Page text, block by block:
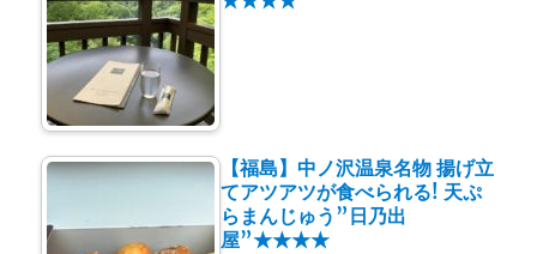
【福島】中ノ沢温泉名物 揚げ立
てアツアツが食べられる! 天ぷ
らまんじゅう”日乃出
屋”★★★★